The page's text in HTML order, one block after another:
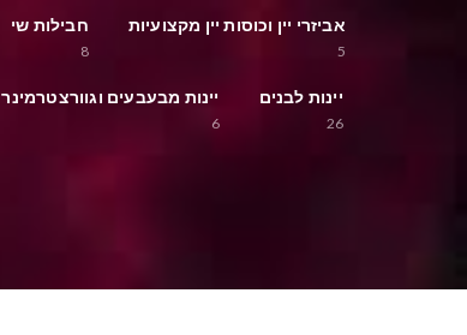
אביזרי יין וכוסות יין מקצועיות
5
חבילות שי
8
יינות לבנים
26
יינות מבעבעים וגוורצטרמינר
6